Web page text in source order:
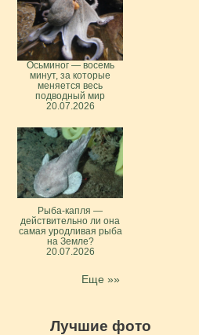
Осьминог — восемь
минут, за которые
меняется весь
подводный мир
20.07.2026
Рыба-капля —
действительно ли она
самая уродливая рыба
на Земле?
20.07.2026
Еще »»
Лучшие фото